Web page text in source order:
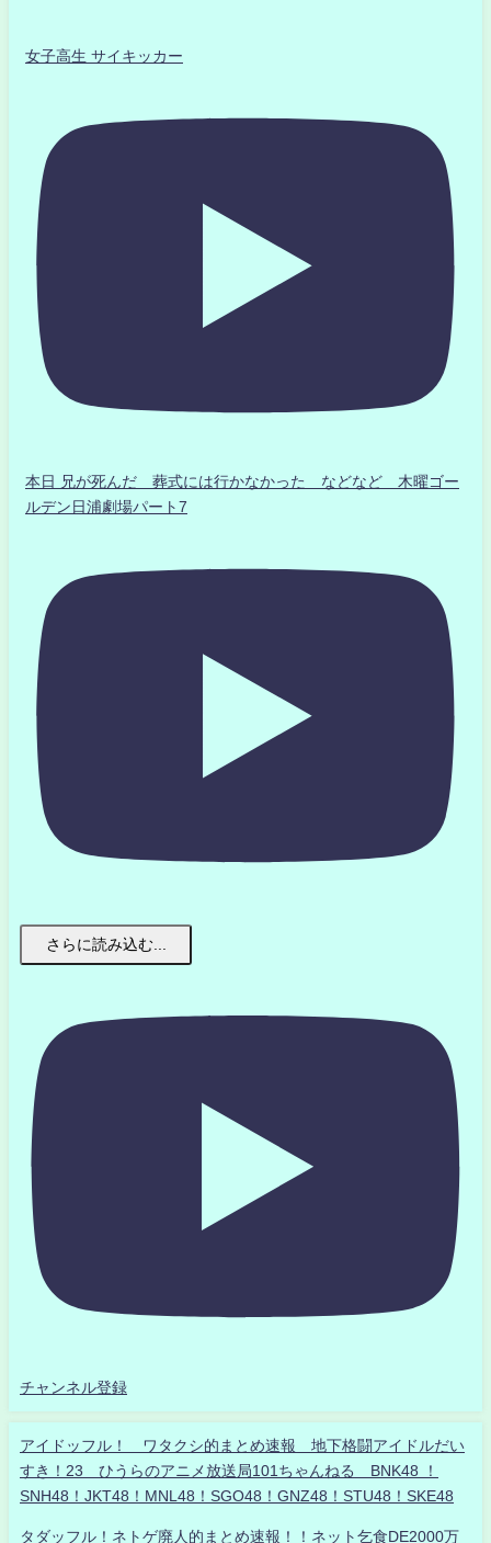
女子高生 サイキッカー
本日 兄が死んだ 葬式には行かなかった などなど 木曜ゴー
ルデン日浦劇場パート7
さらに読み込む...
チャンネル登録
アイドッフル！ ワタクシ的まとめ速報 地下格闘アイドルだい
すき！23 ひうらのアニメ放送局101ちゃんねる BNK48 ！
SNH48！JKT48！MNL48！SGO48！GNZ48！STU48！SKE48
タダッフル！ネトゲ廃人的まとめ速報！！ネット乞食DE2000万